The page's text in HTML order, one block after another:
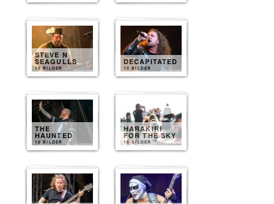
STEVE N
SEAGULLS
10 BILDER
DECAPITATED
10 BILDER
THE
HAUNTED
10 BILDER
HARAKIRI
FOR THE SKY
10 BILDER